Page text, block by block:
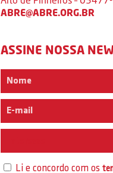
ABRE@ABRE.ORG.BR
ASSINE NOSSA
Li e concordo com os